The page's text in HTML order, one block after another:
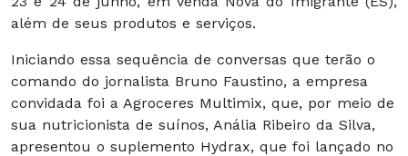
além de seus produtos e serviços.
Iniciando essa sequência de conversas que terão o
comando do jornalista Bruno Faustino, a empresa
convidada foi a Agroceres Multimix, que, por meio de
sua nutricionista de suínos, Anália Ribeiro da Silva,
apresentou o suplemento Hydrax, que foi lançado no